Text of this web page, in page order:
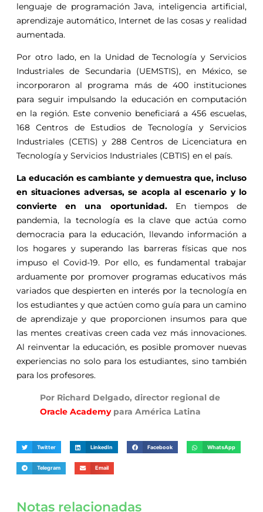
lenguaje de programación Java, inteligencia artificial,
aprendizaje automático, Internet de las cosas y realidad
aumentada.
Por otro lado, en la Unidad de Tecnología y Servicios
Industriales de Secundaria (UEMSTIS), en México, se
incorporaron al programa más de 400 instituciones
para seguir impulsando la educación en computación
en la región. Este convenio beneficiará a 456 escuelas,
168 Centros de Estudios de Tecnología y Servicios
Industriales (CETIS) y 288 Centros de Licenciatura en
Tecnología y Servicios Industriales (CBTIS) en el país.
La educación es cambiante y demuestra que, incluso
en situaciones adversas, se acopla al escenario y lo
convierte en una oportunidad.En tiempos de
pandemia, la tecnología es la clave que actúa como
democracia para la educación, llevando información a
los hogares y superando las barreras físicas que nos
impuso el Covid-19. Por ello, es fundamental trabajar
arduamente por promover programas educativos más
variados que despierten en interés por la tecnología en
los estudiantes y que actúen como guía para un camino
de aprendizaje y que proporcionen insumos para que
las mentes creativas creen cada vez más innovaciones.
Al reinventar la educación, es posible promover nuevas
experiencias no solo para los estudiantes, sino también
para los profesores.
Por Richard Delgado, director regional de
Oracle Academypara América Latina
Twitter LinkedIn Facebook WhatsApp
Telegram Email
Notas relacionadas